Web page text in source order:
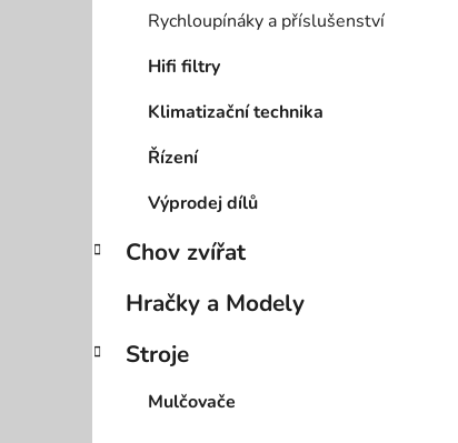
Rychloupínáky a příslušenství
Hifi filtry
Klimatizační technika
Řízení
Výprodej dílů
Chov zvířat
Hračky a Modely
Stroje
Mulčovače